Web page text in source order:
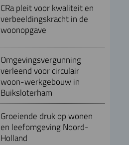
CRa pleit voor kwaliteit en
verbeeldingskracht in de
woonopgave
Omgevingsvergunning
verleend voor circulair
woon-werkgebouw in
Buiksloterham
Groeiende druk op wonen
en leefomgeving Noord-
Holland